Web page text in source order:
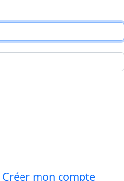
Créer mon compte